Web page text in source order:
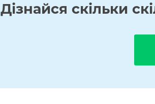
Дізнайся скільки